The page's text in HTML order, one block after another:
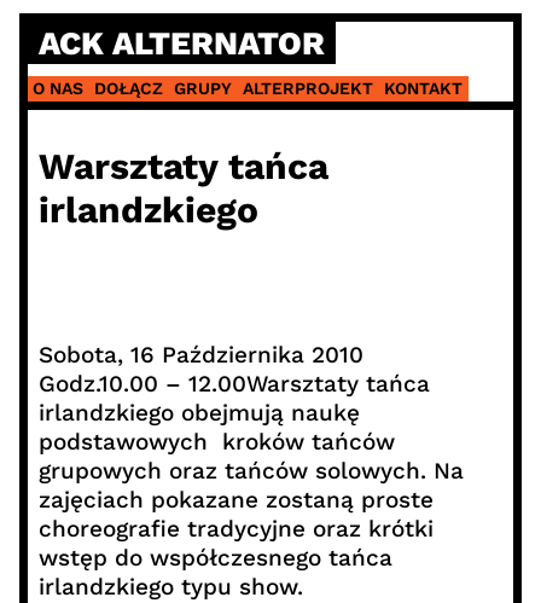
Skip
content
ACK ALTERNATOR
O NAS DOŁĄCZ GRUPY ALTERPROJEKT KONTAKT
Warsztaty tańca
irlandzkiego
Sobota, 16 Października 2010
Godz.10.00 – 12.00Warsztaty tańca
irlandzkiego obejmują naukę
podstawowych kroków tańców
grupowych oraz tańców solowych. Na
zajęciach pokazane zostaną proste
choreografie tradycyjne oraz krótki
wstęp do współczesnego tańca
irlandzkiego typu show.